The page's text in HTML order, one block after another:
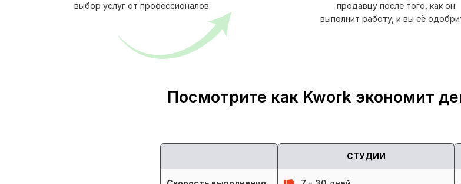
выбор услуг от профессионалов.
продавцу после того, как он
выполнит работу, и вы её
Посмотрите как Kwork экономит
СТУДИИ